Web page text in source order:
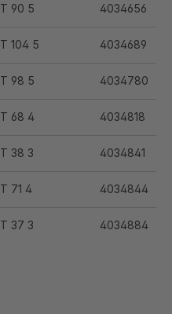
T 90 5 4034656
T 104 5 4034689
T 98 5 4034780
T 68 4 4034818
T 38 3 4034841
T 71 4 4034844
T 37 3 4034884